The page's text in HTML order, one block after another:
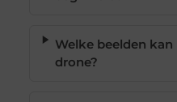
Welke beelden
drone?